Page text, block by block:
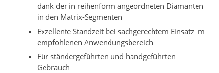
dank der in reihenform angeordneten Diamanten
in den Matrix-Segmenten
Exzellente Standzeit bei sachgerechtem Einsatz im
empfohlenen Anwendungsbereich
Für ständergeführten und handgeführten
Gebrauch